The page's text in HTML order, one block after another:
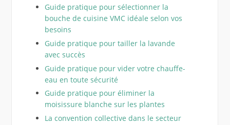
Guide pratique pour sélectionner la
bouche de cuisine VMC idéale selon vos
besoins
Guide pratique pour tailler la lavande
avec succès
Guide pratique pour vider votre chauffe-
eau en toute sécurité
Guide pratique pour éliminer la
moisissure blanche sur les plantes
La convention collective dans le secteur